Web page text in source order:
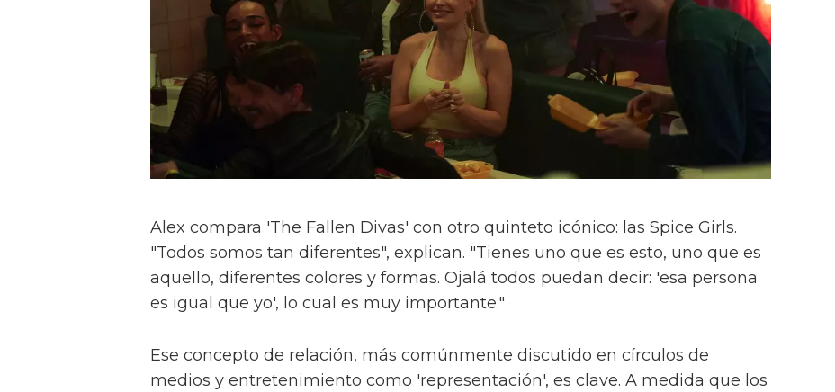
Alex compara 'The Fallen Divas' con otro quinteto icónico: las Spice Girls.
"Todos somos tan diferentes", explican. "Tienes uno que es esto, uno que es
aquello, diferentes colores y formas. Ojalá todos puedan decir: 'esa persona
es igual que yo', lo cual es muy importante."
Ese concepto de relación, más comúnmente discutido en círculos de
medios y entretenimiento como 'representación', es clave. A medida que los